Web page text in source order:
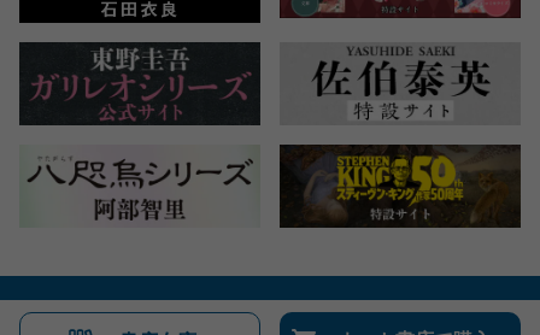
会社概要 自費出版のご案内 お問合せ